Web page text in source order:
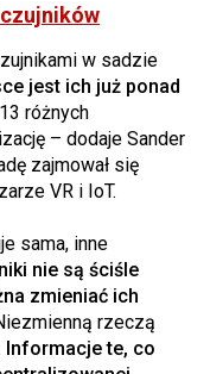
czujników
w sadzie
jest ich już ponad
różnych
– dodaje Sander
zajmował się
VR i IoT.
sama, inne
nie są ściśle
zmieniać ich
rzeczą
Informacje te, co